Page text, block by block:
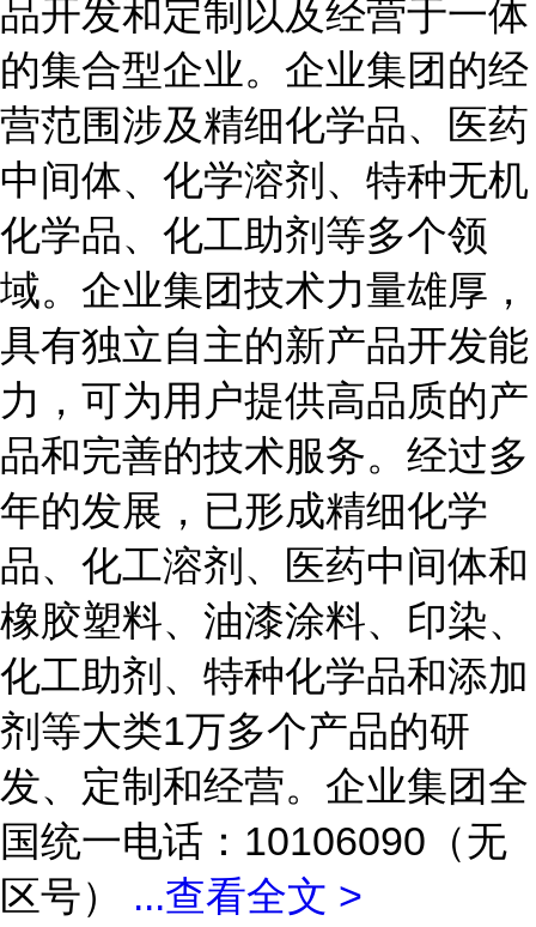
品开发和定制以及经营于一体
的集合型企业。企业集团的经
营范围涉及精细化学品、医药
中间体、化学溶剂、特种无机
化学品、化工助剂等多个领
域。企业集团技术力量雄厚，
具有独立自主的新产品开发能
力，可为用户提供高品质的产
品和完善的技术服务。经过多
年的发展，已形成精细化学
品、化工溶剂、医药中间体和
橡胶塑料、油漆涂料、印染、
化工助剂、特种化学品和添加
剂等大类1万多个产品的研
发、定制和经营。企业集团全
国统一电话：10106090（无
区号） ...查看全文 >